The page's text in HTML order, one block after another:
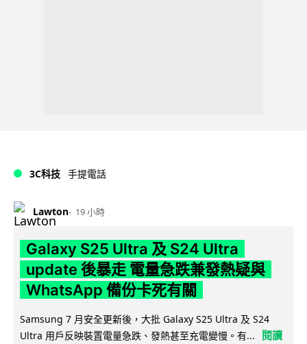
3C科技 手提電話
Lawton 19 小時
Galaxy S25 Ultra 及 S24 Ultra
update 後暴走 電量急跌兼發熱疑與
WhatsApp 備份卡死有關
Samsung 7 月安全更新後，大批 Galaxy S25 Ultra 及 S24
Ultra 用戶反映裝置電量急跌、發熱甚至充電變慢。有...
閱讀